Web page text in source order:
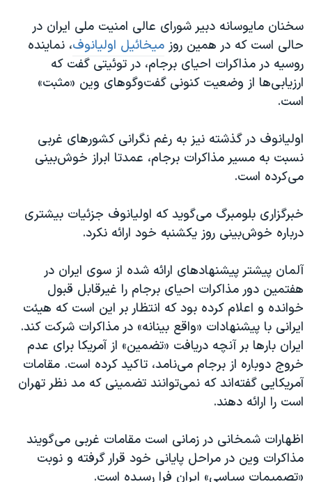
سخنان مایوسانه دبیر شورای عالی امنیت ملی ایران در
حالی است که در همین روز میخائیل اولیانوف، نماینده
روسیه در مذاکرات احیای برجام، در توئیتی گفت که
ارزیابی‌ها از وضعیت کنونی گفت‌و‌گوهای وین «مثبت»
است.
اولیانوف در گذشته نیز به رغم نگرانی کشورهای غربی
نسبت به مسیر مذاکرات برجام، عمدتا ابراز خوش‌بینی
می‌کرده است.
خبرگزاری بلومبرگ می‌گوید که اولیانوف جزئیات بیشتری
درباره خوش‌بینی روز یکشنبه خود ارائه نکرد.
آلمان پیشتر پیشنهادهای ارائه شده از سوی ایران در
هفتمین دور مذاکرات احیای برجام را غیرقابل قبول
خوانده و اعلام کرده بود که انتظار بر این است که هیئت
ایرانی با پیشنهادات «واقع بینانه» در مذاکرات شرکت کند.
ایران بارها بر آنچه دریافت «تضمین» از آمریکا برای عدم
خروج دوباره از برجام می‌نامد، تاکید کرده است. مقامات
آمریکایی گفته‌اند که نمی‌توانند تضمینی که مد نظر تهران
است را ارائه دهند.
اظهارات شمخانی در زمانی است مقامات غربی می‌گویند
مذاکرات وین در مراحل پایانی خود قرار گرفته و نوبت
«تصمیمات سیاسی» ایران فرا رسیده است.